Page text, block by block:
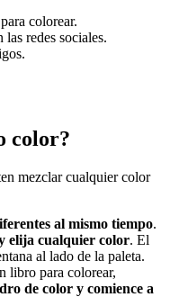
colorear.
redes sociales.
color?
mezclar cualquier color
al mismo tiempo.
elija cualquier color. El
al lado de la paleta.
libro para colorear,
de color y comience a